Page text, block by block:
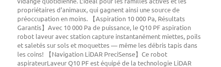
propriétaires d’animaux, qui gagnent ainsi une source de
préoccupation en moins. 【Aspiration 10 000 Pa, Résultats
Garantis】Avec 10 000 Pa de puissance, le Q10 PF aspiration
robot laveur avec station capture instantanément miettes, poils
et saletés sur sols et moquettes — même les débris tapis dans
les coins! 【Navigation LiDAR PreciSense】Ce robot
aspirateurLaveur Q10 PF est équipé de la technologie LiDAR